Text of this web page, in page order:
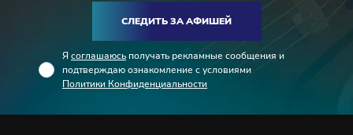
СЛЕДИТЬ ЗА АФИШЕЙ
Я соглашаюсь получать рекламные сообщения и
подтверждаю ознакомление с условиями
Политики Конфиденциальности